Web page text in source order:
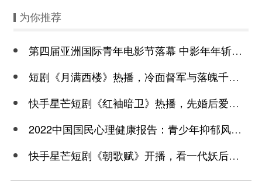
为你推荐
第四届亚洲国际青年电影节落幕 中影年年斩获颇丰
短剧《月满西楼》热播，冷面督军与落魄千金谱写民国传奇
快手星芒短剧《红袖暗卫》热播，先婚后爱诠释别样浪漫
2022中国国民心理健康报告：青少年抑郁风险高于成年
快手星芒短剧《朝歌赋》开播，看一代妖后与心机皇上极限拉扯